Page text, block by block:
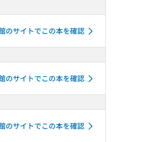
のサイトでこの本を確認
のサイトでこの本を確認
のサイトでこの本を確認